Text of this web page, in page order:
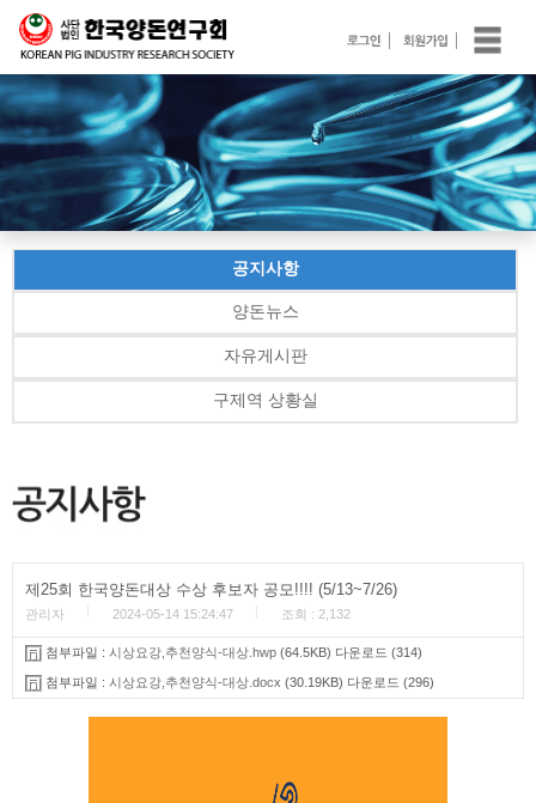
공지사항
양돈뉴스
자유게시판
구제역 상황실
제25회 한국양돈대상 수상 후보자 공모!!!! (5/13~7/26)
관리자 2024-05-14 15:24:47 조회 : 2,132
첨부파일 : 시상요강,추천양식-대상.hwp (64.5KB) 다운로드 (314)
첨부파일 : 시상요강,추천양식-대상.docx (30.19KB) 다운로드 (296)